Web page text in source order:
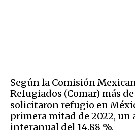
Según la Comisión
Refugiados (Comar) más
solicitaron refugio en
primera mitad de 2022, un
interanual del 14.88 %.